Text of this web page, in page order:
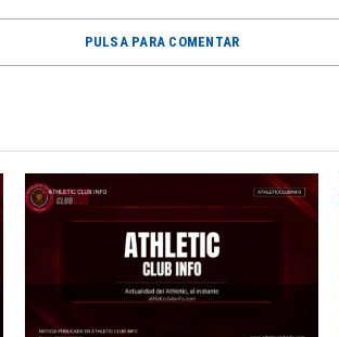
PULSA PARA COMENTAR